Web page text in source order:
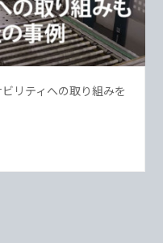
リティへの取り組みを